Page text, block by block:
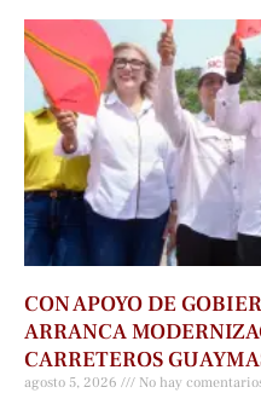
CON APOYO DE
ARRANCA
CARRETEROS
agosto 5, 2026 No hay